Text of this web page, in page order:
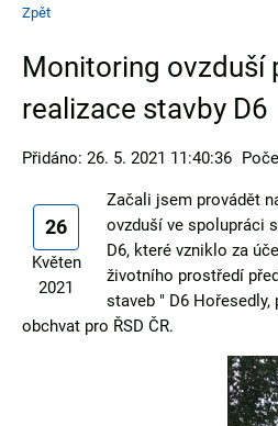
Zpět
Monitoring ovzduší
realizace stavby D6
Přidáno: 26. 5. 2021 11:40:36
26
Květen
2021
Začali jsem provádět
ovzduší ve spolupráci
D6, které vzniklo za
životního prostředí
staveb " D6 Hořesedly,
obchvat pro ŘSD ČR.